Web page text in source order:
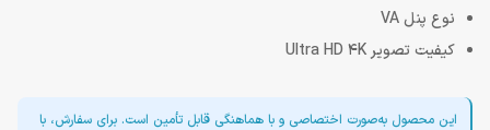
نوع پنل VA
کیفیت تصویر Ultra HD 4K
این محصول به‌صورت اختصاصی و با هماهنگی قابل تأمین است. برای سفارش، با